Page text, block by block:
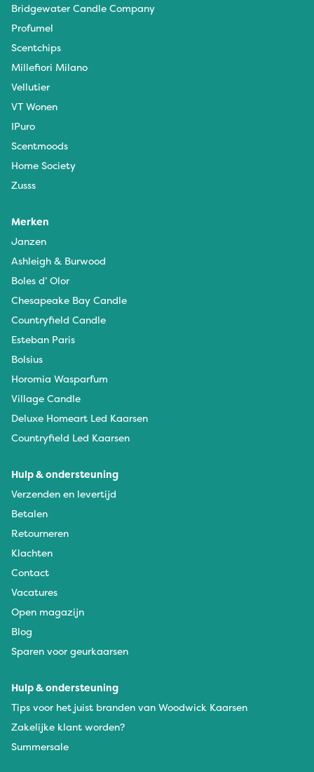
Bridgewater Candle Company
Profumel
Scentchips
Millefiori Milano
Vellutier
VT Wonen
IPuro
Scentmoods
Home Society
Zusss
Merken
Janzen
Ashleigh & Burwood
Boles d’ Olor
Chesapeake Bay Candle
Countryfield Candle
Esteban Paris
Bolsius
Horomia Wasparfum
Village Candle
Deluxe Homeart Led Kaarsen
Countryfield Led Kaarsen
Hulp & ondersteuning
Verzenden en levertijd
Betalen
Retourneren
Klachten
Contact
Vacatures
Open magazijn
Blog
Sparen voor geurkaarsen
Hulp & ondersteuning
Tips voor het juist branden van Woodwick Kaarsen
Zakelijke klant worden?
Summersale